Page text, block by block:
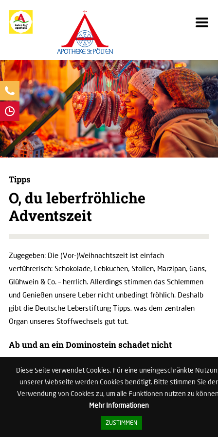
Diese Seite verwendet Cookies. Für eine uneingeschränkte
unserer Webseite werden Cookies benötigt. Bitte stimmen Sie der
Verwendung von Cookies zu, um alle Funktionen nutzen zu
Mehr Informationen
ZUSTIMMEN
Tipps
O, du leberfröhliche
Adventszeit
Zugegeben: Die (Vor-)Weihnachtszeit ist einfach
verführerisch: Schokolade, Lebkuchen, Stollen, Marzipan, Gans,
Glühwein & Co. – herrlich. Allerdings stimmen das Schlemmen
und Genießen unsere Leber nicht unbedingt fröhlich. Deshalb
gibt die Deutsche Leberstiftung Tipps, was dem zentralen
Organ unseres Stoffwechsels gut tut.
Ab und an ein Dominostein schadet nicht
Festtagen kombinieren viele Erwachsene und Kinder ein
überreiches, ungesundes Nahrungsangebot mit wenig
körperlicher Bewegung. Diese Kombination kann über einen
Syndrom führen, einer Kombination verschiedenster